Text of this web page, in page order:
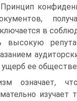
в
высокую
ущерб ее
означает,